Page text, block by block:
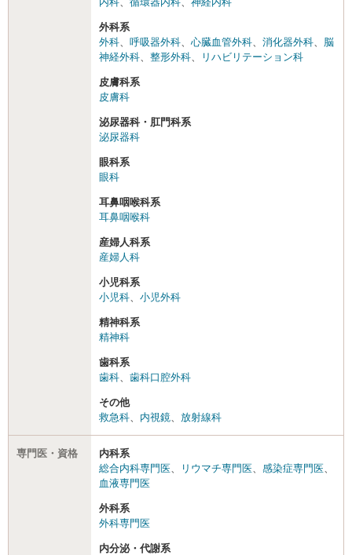
外科系
外科、 呼吸器外科、 心臓血管外科、 消化器外科、 脳
神経外科、 整形外科、 リハビリテーション科
皮膚科系
皮膚科
泌尿器科・肛門科系
泌尿器科
眼科系
眼科
耳鼻咽喉科系
耳鼻咽喉科
産婦人科系
産婦人科
小児科系
小児科、 小児外科
精神科系
精神科
歯科系
歯科、 歯科口腔外科
その他
救急科、 内視鏡、 放射線科
専門医・資格
内科系
総合内科専門医、 リウマチ専門医、 感染症専門医、
血液専門医
外科系
外科専門医
内分泌・代謝系